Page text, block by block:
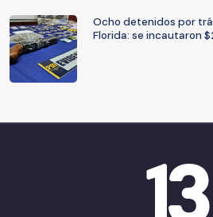
Ocho detenidos por
Florida: se incautaron